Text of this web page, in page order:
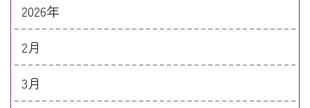
2026年
2月
3月